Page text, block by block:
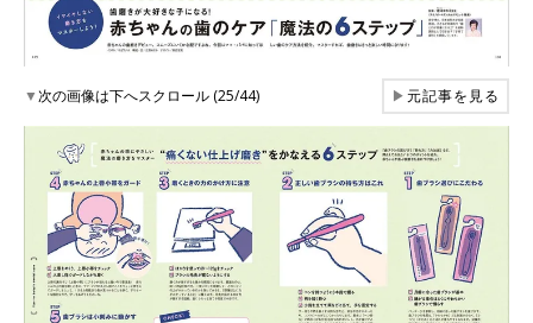
▼次の画像は下へスクロール (25/44) ▶元記事を見る